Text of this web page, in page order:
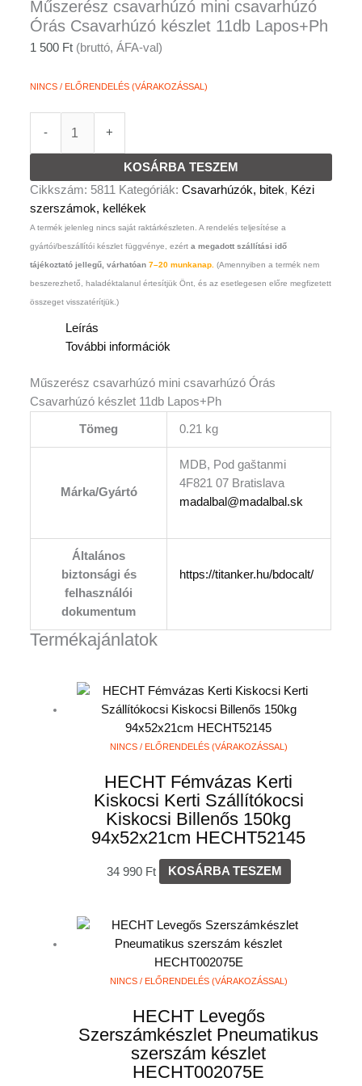
Műszerész csavarhúzó mini csavarhúzó
Órás Csavarhúzó készlet 11db Lapos+Ph
1 500 Ft (bruttó, ÁFA-val)
NINCS / ELŐRENDELÉS (VÁRAKOZÁSSAL)
- +
KOSÁRBA TESZEM
Cikkszám: 5811 Kategóriák:Csavarhúzók, bitek, Kézi
szerszámok, kellékek
A termék jelenleg nincs saját raktárkészleten. A rendelés teljesítése a
gyártói/beszállítói készlet függvénye, ezérta megadott szállítási idő
tájékoztató jellegű, várhatóan7–20 munkanap. (Amennyiben a termék nem
beszerezhető, haladéktalanul értesítjük Önt, és az esetlegesen előre megfizetett
összeget visszatérítjük.)
Leírás
További információk
Műszerész csavarhúzó mini csavarhúzó Órás
Csavarhúzó készlet 11db Lapos+Ph
Tömeg 0.21 kg
Márka/Gyártó
MDB, Pod gaštanmi
4F821 07 Bratislava
madalbal@madalbal.sk
Általános
biztonsági és
felhasználói
dokumentum
https://titanker.hu/bdocalt/
Termékajánlatok
NINCS / ELŐRENDELÉS (VÁRAKOZÁSSAL)
HECHT Fémvázas Kerti
Kiskocsi Kerti Szállítókocsi
Kiskocsi Billenős 150kg
94x52x21cm HECHT52145
34 990 Ft KOSÁRBA TESZEM
NINCS / ELŐRENDELÉS (VÁRAKOZÁSSAL)
HECHT Levegős
Szerszámkészlet Pneumatikus
szerszám készlet
HECHT002075E